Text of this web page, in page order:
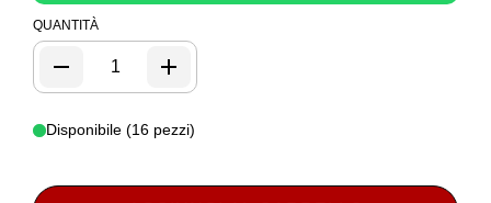
QUANTITÀ
Disponibile (16 pezzi)